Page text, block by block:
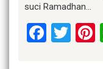
suci Ramadhan…